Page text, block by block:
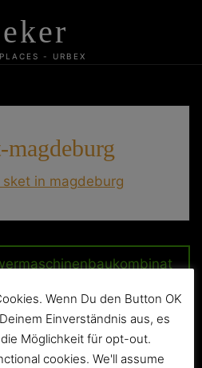
- URBEX
magdeburg
Wenn Du den Button OK
Einverständnis aus, es
Möglichkeit für opt-out.
cookies. We'll assume